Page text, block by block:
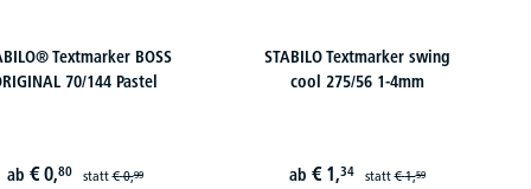
Textmarker BOSS
70/144 Pastel
ab € 0,80 statt€ 0,99
STABILO Textmarker swing
cool 275/56 1-4mm
ab € 1,34 statt€ 1,59